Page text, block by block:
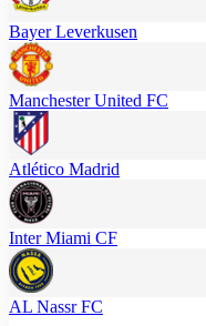
Bayer Leverkusen
Manchester United FC
Atlético Madrid
Inter Miami CF
AL Nassr FC